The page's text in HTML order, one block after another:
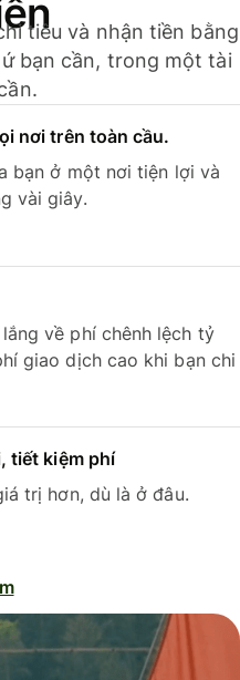
tiêu và nhận tiền bằng
bạn cần, trong một tài
nơi trên toàn cầu.
bạn ở một nơi tiện lợi và
vài giây.
về phí chênh lệch tỷ
giao dịch cao khi bạn chi
tiết kiệm phí
trị hơn, dù là ở đâu.